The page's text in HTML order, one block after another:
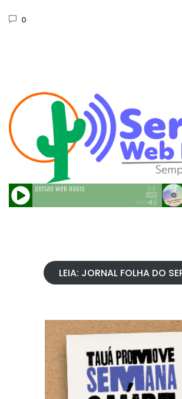
0
LEIA: JORNAL FOLHA DO